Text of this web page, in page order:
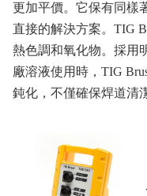
更加平價。它保有同樣
直接的解決方案。TIG
熱色調和氧化物。採用
廠溶液使用時，TIG
鈍化，不僅確保焊道清